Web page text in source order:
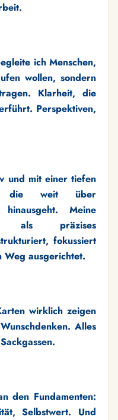
ich Menschen,
wollen, sondern
Klarheit, die
Perspektiven,
und mit einer tiefen
die weit über
hinausgeht. Meine
präzises
fokussiert
Weg ausgerichtet.
wirklich zeigen
Alles
den Fundamenten:
Selbstwert. Und